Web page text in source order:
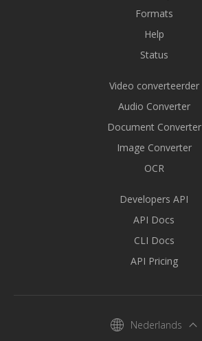
Formats
Help
Status
Video converteerder
Audio Converter
Document Converter
Image Converter
OCR
Developers API
API Docs
CLI Docs
API Pricing
Nederlands